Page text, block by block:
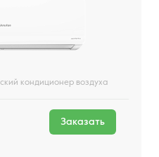
кондиционер воздуха
Заказать